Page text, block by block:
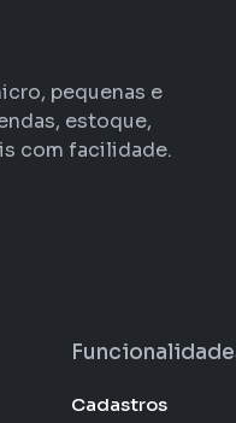
pequenas e
estoque,
com facilidade.
Cadastros